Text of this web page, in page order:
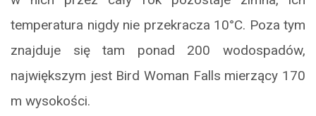
temperatura nigdy nie przekracza 10°C. Poza tym
znajduje się tam ponad 200 wodospadów,
największym jest Bird Woman Falls mierzący 170
m wysokości.